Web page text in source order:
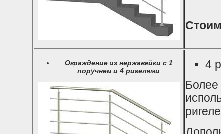
Ограждение из нержавейки с 1
поручнем и 4 ригелями
4